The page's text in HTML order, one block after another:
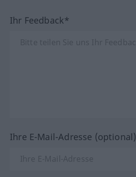
Ihr Feedback*
Ihre E-Mail-Adresse (optional)